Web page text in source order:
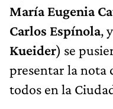
María Eugenia
Carlos Espínola,
Kueider) se
presentar la nota
todos en la